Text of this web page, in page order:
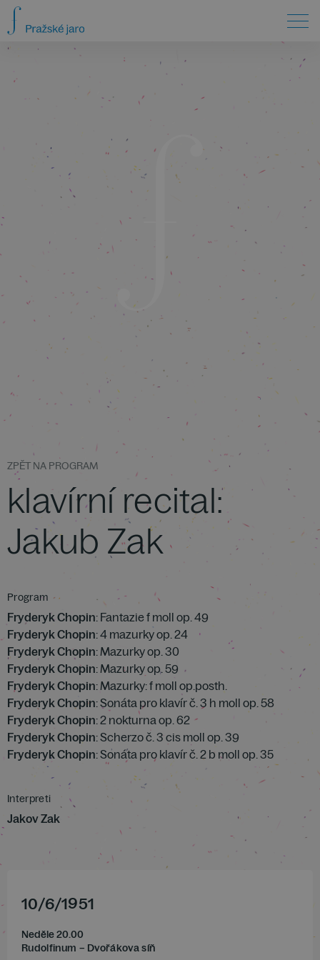
ZPĚT NA PROGRAM
klavírní recital:
Jakub Zak
Program
Fryderyk Chopin: Fantazie f moll op. 49
Fryderyk Chopin: 4 mazurky op. 24
Fryderyk Chopin: Mazurky op. 30
Fryderyk Chopin: Mazurky op. 59
Fryderyk Chopin: Mazurky: f moll op.posth.
Fryderyk Chopin: Sonáta pro klavír č. 3 h moll op. 58
Fryderyk Chopin: 2 nokturna op. 62
Fryderyk Chopin: Scherzo č. 3 cis moll op. 39
Fryderyk Chopin: Sonáta pro klavír č. 2 b moll op. 35
Interpreti
Jakov Zak
10/6/1951
Neděle 20.00
Rudolfinum – Dvořákova síň